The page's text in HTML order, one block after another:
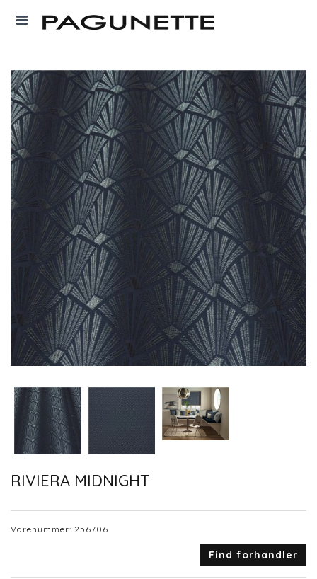
RIVIERA MIDNIGHT
Varenummer: 256706
Find forhandler